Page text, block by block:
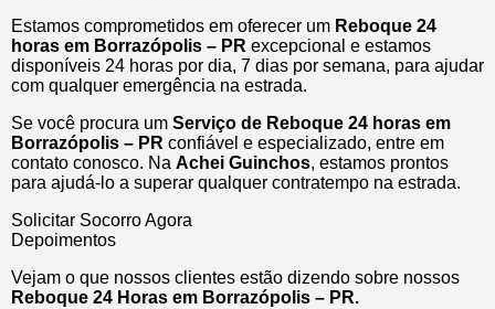
Estamos comprometidos em oferecer um Reboque 24
horas em Borrazópolis – PR excepcional e estamos
disponíveis 24 horas por dia, 7 dias por semana, para ajudar
com qualquer emergência na estrada.
Se você procura um Serviço de Reboque 24 horas em
Borrazópolis – PR confiável e especializado, entre em
contato conosco. Na Achei Guinchos, estamos prontos
para ajudá-lo a superar qualquer contratempo na estrada.
Solicitar Socorro Agora
Depoimentos
Vejam o que nossos clientes estão dizendo sobre nossos
Reboque 24 Horas em Borrazópolis – PR.